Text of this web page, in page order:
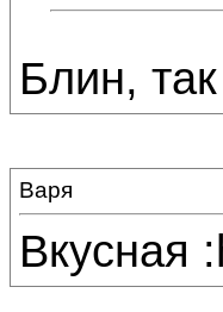
Блин,
Варя
Вкусная